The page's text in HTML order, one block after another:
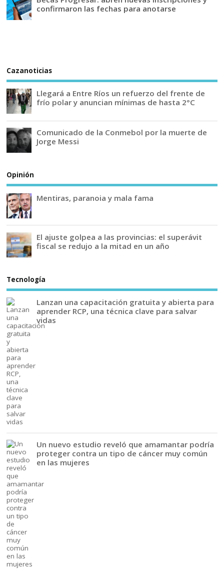
confirmaron las fechas para anotarse
Cazanoticias
Llegará a Entre Ríos un refuerzo del frente de
frío polar y anuncian mínimas de hasta 2°C
Comunicado de la Conmebol por la muerte de
Jorge Messi
Opinión
Mentiras, paranoia y mala fama
El ajuste golpea a las provincias: el superávit
fiscal se redujo a la mitad en un año
Tecnología
Lanzan una capacitación gratuita y abierta para
aprender RCP, una técnica clave para salvar
vidas
Un nuevo estudio reveló que amamantar podría
proteger contra un tipo de cáncer muy común
en las mujeres